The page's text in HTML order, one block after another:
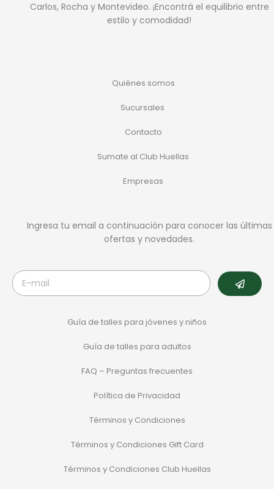
Carlos, Rocha y Montevideo. ¡Encontrá el equilibrio entre
estilo y comodidad!
Quiénes somos
Sucursales
Contacto
Sumate al Club Huellas
Empresas
Ingresa tu email a continuación para conocer las últimas
ofertas y novedades.
Guía de talles para jóvenes y niños
Guía de talles para adultos
FAQ – Preguntas frecuentes
Política de Privacidad
Términos y Condiciones
Términos y Condiciones Gift Card
Términos y Condiciones Club Huellas